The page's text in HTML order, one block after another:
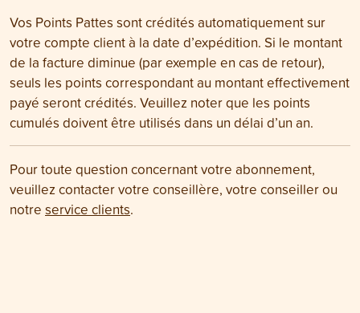
Vos Points Pattes sont crédités automatiquement sur
votre compte client à la date d’expédition. Si le montant
de la facture diminue (par exemple en cas de retour),
seuls les points correspondant au montant effectivement
payé seront crédités. Veuillez noter que les points
cumulés doivent être utilisés dans un délai d’un an.
Pour toute question concernant votre abonnement,
veuillez contacter votre conseillère, votre conseiller ou
notre service clients.